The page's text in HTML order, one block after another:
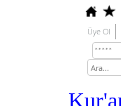
Üye Ol